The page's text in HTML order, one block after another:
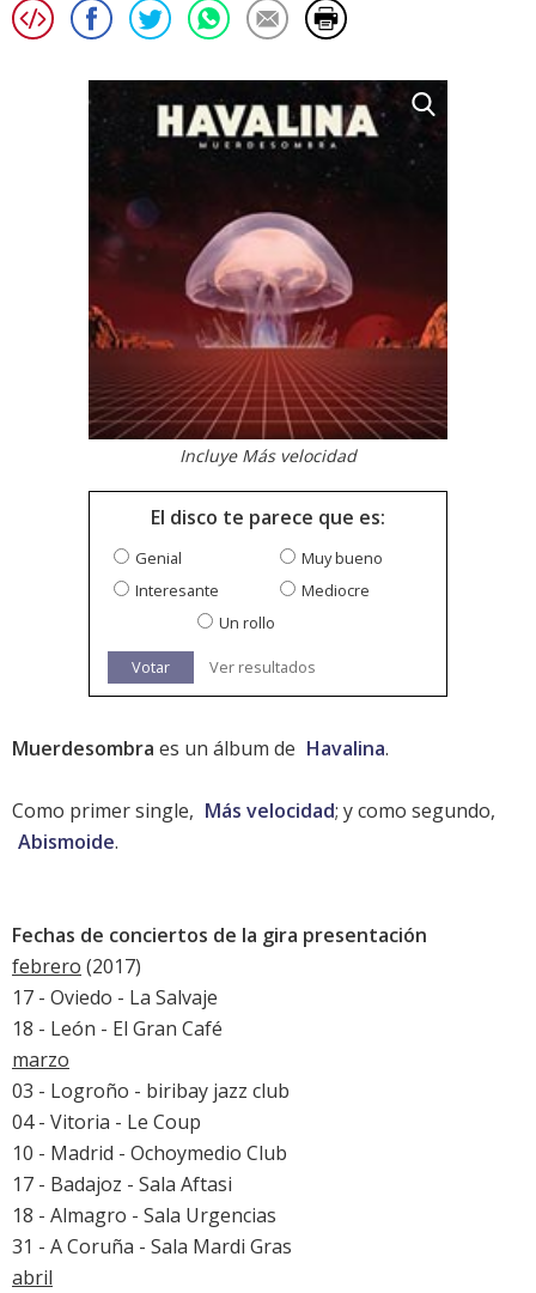
Incluye Más velocidad
El disco te parece que es:
Genial
Muy bueno
Interesante
Mediocre
Un rollo
Votar Ver resultados
Muerdesombra es un álbum de Havalina.
Como primer single, Más velocidad; y como segundo,
Abismoide.
Fechas de conciertos de la gira presentación
febrero (2017)
17 - Oviedo - La Salvaje
18 - León - El Gran Café
marzo
03 - Logroño - biribay jazz club
04 - Vitoria - Le Coup
10 - Madrid - Ochoymedio Club
17 - Badajoz - Sala Aftasi
18 - Almagro - Sala Urgencias
31 - A Coruña - Sala Mardi Gras
abril